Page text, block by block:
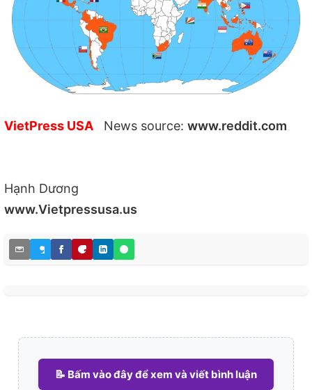
VietPress USA News source: www.reddit.com
Hạnh Dương
www.Vietpressusa.us
📝 Bấm vào đây để xem và viết bình luận